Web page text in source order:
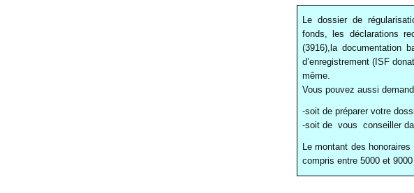
Le dossier de
fonds, les déclarations
(3916),la documentation
d’enregistrement (ISF
même.
Vous pouvez aussi
-soit de préparer votre
-soit de vous conseiller
Le montant des
compris entre 5000 et